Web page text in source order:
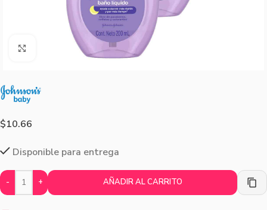
Agrandar imagen
$10.66
Disponible para entrega
- + AÑADIR AL CARRITO